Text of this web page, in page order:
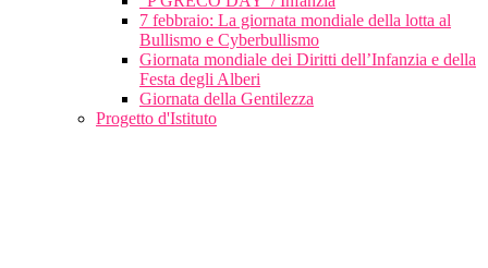
7 febbraio: La giornata mondiale della lotta al
Bullismo e Cyberbullismo
Giornata mondiale dei Diritti dell’Infanzia e della
Festa degli Alberi
Giornata della Gentilezza
Progetto d'Istituto